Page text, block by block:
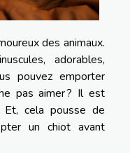
des animaux.
adorables,
pouvez emporter
pas aimer ? Il est
cela pousse de
un chiot avant